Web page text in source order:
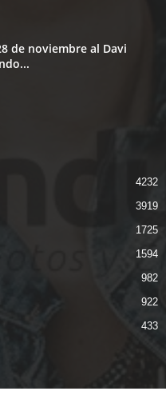
de noviembre al Davi
4232
3919
1725
1594
982
922
433